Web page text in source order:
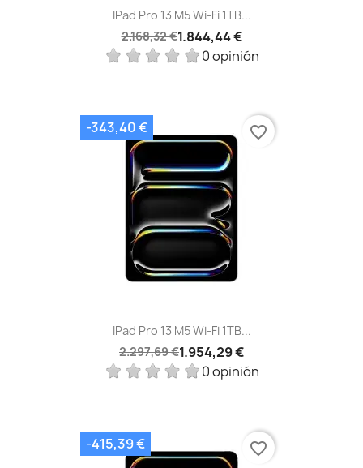
IPad Pro 13 M5 Wi‑Fi 1TB...
2.168,32 €1.844,44 €
0 opinión
IPad Pro 13 M5 Wi‑Fi 1TB...
2.297,69 €1.954,29 €
0 opinión
-343,40 € favorite_border
-415,39 € favorite_border